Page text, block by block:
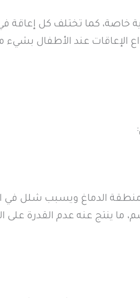
خاصة، كما تختلف كل إعاقة
الإعاقات عند الأطفال بشيء
منطقة الدماغ ويسبب شلل في
ما ينتج عنه عدم القدرة على